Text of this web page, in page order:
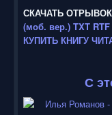
СКАЧАТЬ
(моб. вер.) TXT RTF
КУПИТЬ КНИГУ
С